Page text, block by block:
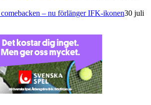
– nu förlänger IFK-ikonen30 juli